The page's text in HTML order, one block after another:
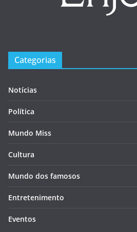
Categorias
Notícias
Política
Mundo Miss
Cultura
Mundo dos famosos
Entretenimento
Eventos